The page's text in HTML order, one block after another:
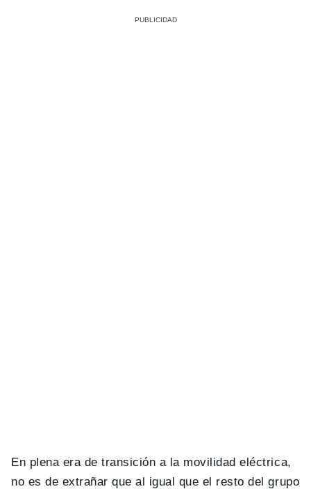
En plena era de transición a la movilidad eléctrica,
no es de extrañar que al igual que el resto del grupo